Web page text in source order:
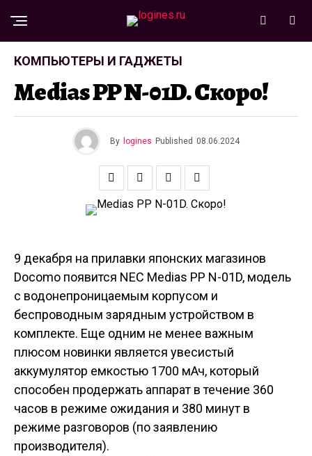
КОМПЬЮТЕРЫ И ГАДЖЕТЫ
Medias PP N-01D. Скоро!
By logines Published 08.06.2024
9 декабря на прилавки японских магазинов
Docomo появится NEC Medias PP N-01D, модель
с водонепроницаемым корпусом и
беспроводным зарядным устройством в
комплекте. Еще одним не менее важным
плюсом новинки является увесистый
аккумулятор емкостью 1700 мАч, который
способен продержать аппарат в течение 360
часов в режиме ожидания и 380 минут в
режиме разговоров (по заявлению
производителя).